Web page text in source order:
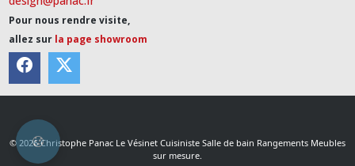
Pour nous rendre visite,
allez sur la page showroom
© 2026 Christophe Panac Le Vésinet Cuisiniste Salle de bain Rangements Meubles
sur mesure.